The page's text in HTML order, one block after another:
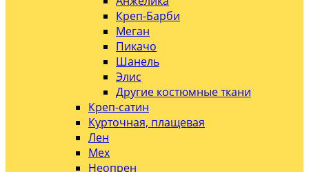
Креп-Барби
Меган
Пикачо
Шанель
Элис
Другие костюмные ткани
Креп-сатин
Курточная, плащевая
Лен
Мех
Неопрен